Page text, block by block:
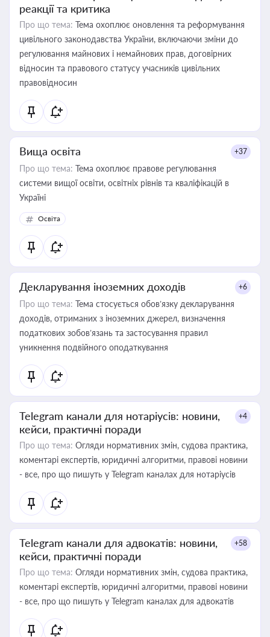
реакції та критика
Про що тема: Тема охоплює оновлення та реформування
цивільного законодавства України, включаючи зміни до
регулювання майнових і немайнових прав, договірних
відносин та правового статусу учасників цивільних
правовідносин
Вища освіта +37
Про що тема: Тема охоплює правове регулювання
системи вищої освіти, освітніх рівнів та кваліфікацій в
Україні
Освіта
Декларування іноземних доходів +6
Про що тема: Тема стосується обов’язку декларування
доходів, отриманих з іноземних джерел, визначення
податкових зобов’язань та застосування правил
уникнення подвійного оподаткування
Telegram канали для нотаріусів: новини,
кейси, практичні поради
+4
Про що тема: Огляди нормативних змін, судова практика,
коментарі експертів, юридичні алгоритми, правові новини
- все, про що пишуть у Telegram каналах для нотаріусів
Telegram канали для адвокатів: новини,
кейси, практичні поради
+58
Про що тема: Огляди нормативних змін, судова практика,
коментарі експертів, юридичні алгоритми, правові новини
- все, про що пишуть у Telegram каналах для адвокатів